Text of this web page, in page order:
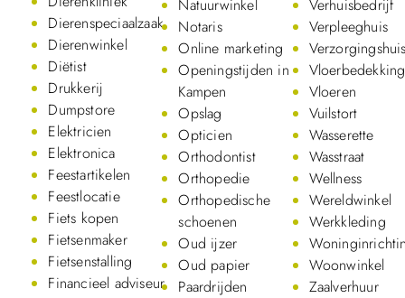
Dierenspeciaalzaak
Dierenwinkel
Diëtist
Drukkerij
Dumpstore
Elektricien
Elektronica
Feestartikelen
Feestlocatie
Fiets kopen
Fietsenmaker
Fietsenstalling
Financieel adviseur
Natuurwinkel
Notaris
Online marketing
Openingstijden in
Kampen
Opslag
Opticien
Orthodontist
Orthopedie
Orthopedische
schoenen
Oud ijzer
Oud papier
Paardrijden
Verhuisbedrijf
Verpleeghuis
Vloerbedekking
Vloeren
Vuilstort
Wasserette
Wasstraat
Wellness
Wereldwinkel
Werkkleding
Woonwinkel
Zaalverhuur